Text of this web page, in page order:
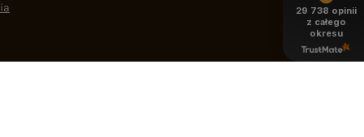
29 738 opinii
z całego
okresu